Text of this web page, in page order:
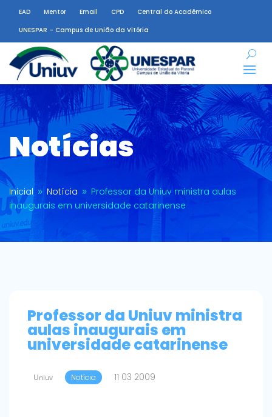
EAD Mentor Email CPD
Central do Acadêmico
UNESPAR – Campus de União da Vitória
Notícias
Inicial 9 Notícia 9 Professor da Uniuv ministra aulas
inaugurais em universidade catarinense
Professor da Uniuv ministra
aulas inaugurais em
universidade catarinense
Uniuv Notícia 11 03 2009